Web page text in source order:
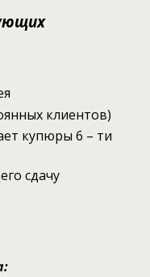
клиентов)
купюры 6 – ти
сдачу